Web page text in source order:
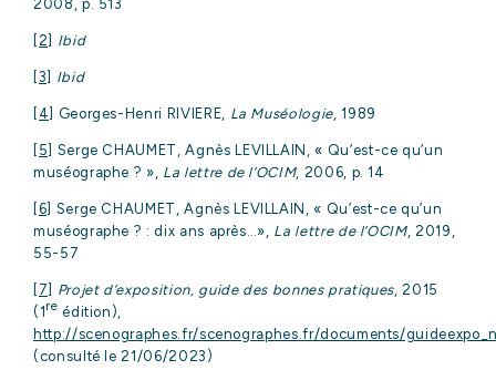
2008, p. 513
[2] Ibid
[3] Ibid
[4] Georges-Henri RIVIERE, La Muséologie, 1989
[5]
Serge CHAUMET, Agnès LEVILLAIN, « Qu’est-ce qu’un
muséographe ? », La lettre de l’OCIM, 2006, p. 14
[6] Serge CHAUMET, Agnès LEVILLAIN, « Qu’est-ce qu’un
muséographe ? : dix ans après…», La lettre de l’OCIM, 2019,
55-57
[7] Projet d’exposition, guide des bonnes pratiques, 2015
(1 re édition),
http://scenographes.fr/scenographes.fr/documents/
(consulté le 21/06/2023)